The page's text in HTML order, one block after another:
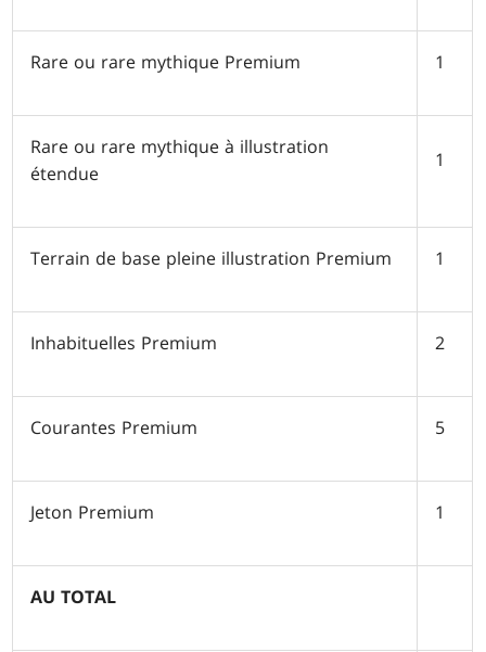
Rare ou rare mythique Premium 1
Rare ou rare mythique à illustration
étendue
1
Terrain de base pleine illustration Premium 1
Inhabituelles Premium 2
Courantes Premium 5
Jeton Premium 1
AU TOTAL